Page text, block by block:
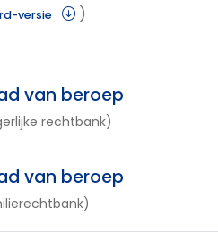
versie )
van beroep
rechtbank)
van beroep